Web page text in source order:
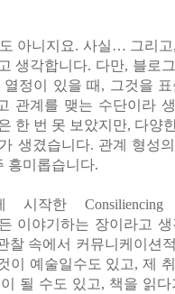
아니지요. 사실… 그리
생각합니다. 다만, 블로
정이 있을 때, 그것을
관계를 맺는 수단이라
한 번 못 보았지만, 다양
생겼습니다. 관계 형성
흥미롭습니다.
작한 Consiliencing
이야기하는 장이라고
찰 속에서 커뮤니케이션
이 예술일수도 있고, 제
될 수도 있고, 책을 읽